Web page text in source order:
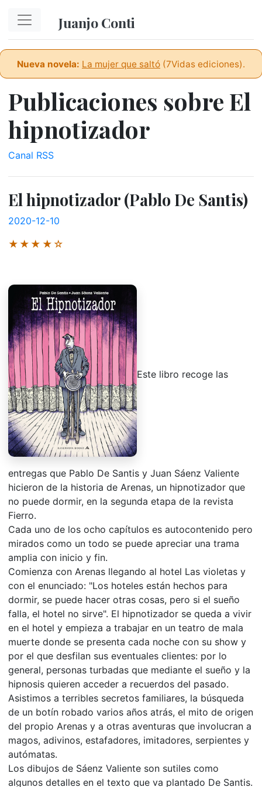
Juanjo Conti
Nueva novela: La mujer que saltó (7Vidas ediciones).
Publicaciones sobre El
hipnotizador
Canal RSS
El hipnotizador (Pablo De Santis)
2020-12-10
★★★★☆
Este libro recoge las
entregas que Pablo De Santis y Juan Sáenz Valiente
hicieron de la historia de Arenas, un hipnotizador que
no puede dormir, en la segunda etapa de la revista
Fierro.
Cada uno de los ocho capítulos es autocontenido pero
mirados como un todo se puede apreciar una trama
amplia con inicio y fin.
Comienza con Arenas llegando al hotel Las violetas y
con el enunciado: "Los hoteles están hechos para
dormir, se puede hacer otras cosas, pero si el sueño
falla, el hotel no sirve". El hipnotizador se queda a vivir
en el hotel y empieza a trabajar en un teatro de mala
muerte donde se presenta cada noche con su show y
por el que desfilan sus eventuales clientes: por lo
general, personas turbadas que mediante el sueño y la
hipnosis quieren acceder a recuerdos del pasado.
Asistimos a terribles secretos familiares, la búsqueda
de un botín robado varios años atrás, el mito de origen
del propio Arenas y a otras aventuras que involucran a
magos, adivinos, estafadores, imitadores, serpientes y
autómatas.
Los dibujos de Sáenz Valiente son sutiles como
algunos detalles en el texto que va plantado De Santis.